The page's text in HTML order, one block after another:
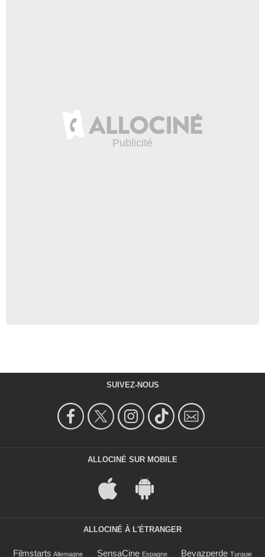
SUIVEZ-NOUS
ALLOCINÉ SUR MOBILE
ALLOCINÉ À L'ÉTRANGER
Filmstarts Allemagne SensaCine Espagne Beyazperde Turquie